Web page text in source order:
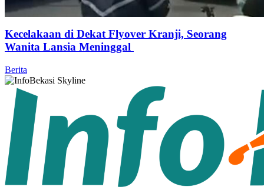
Kecelakaan di Dekat Flyover Kranji, Seorang
Wanita Lansia Meninggal
Berita